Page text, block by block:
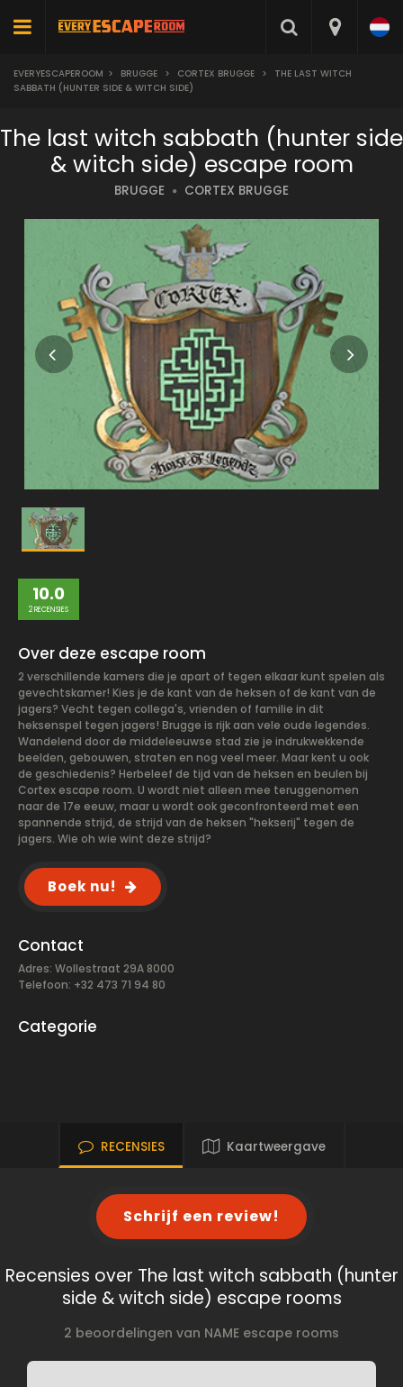
EVERYESCAPEROOM > BRUGGE > CORTEX BRUGGE >
THE LAST WITCH
SABBATH (HUNTER SIDE & WITCH SIDE)
The last witch sabbath (hunter side
& witch side) escape room
BRUGGE CORTEX BRUGGE
10.0
2 RECENSIES
Over deze escape room
2 verschillende kamers die je apart of tegen elkaar kunt spelen als
gevechtskamer! Kies je de kant van de heksen of de kant van de
jagers? Vecht tegen collega's, vrienden of familie in dit
heksenspel tegen jagers! Brugge is rijk aan vele oude legendes.
Wandelend door de middeleeuwse stad zie je indrukwekkende
beelden, gebouwen, straten en nog veel meer. Maar kent u ook
de geschiedenis? Herbeleef de tijd van de heksen en beulen bij
Cortex escape room. U wordt niet alleen mee teruggenomen
naar de 17e eeuw, maar u wordt ook geconfronteerd met een
spannende strijd, de strijd van de heksen "hekserij" tegen de
jagers. Wie oh wie wint deze strijd?
Boek nu!
Contact
Adres: Wollestraat 29A 8000
Telefoon: +32 473 71 94 80
Categorie
RECENSIES Kaartweergave
Schrijf een review!
Recensies over The last witch sabbath (hunter
side & witch side) escape rooms
2 beoordelingen van NAME escape rooms